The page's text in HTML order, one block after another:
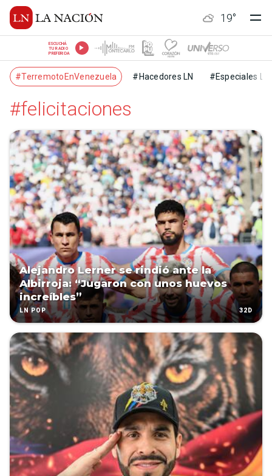
19°
ESCUCHÁ
TU RADIO
PREFERIDA
#TerremotoEnVenezuela #Hacedores LN #Especiales LN
#felicitaciones
Alejandro Lerner se rindió ante la
Albirroja: “Jugaron con unos huevos
increíbles”
LN POP 32D